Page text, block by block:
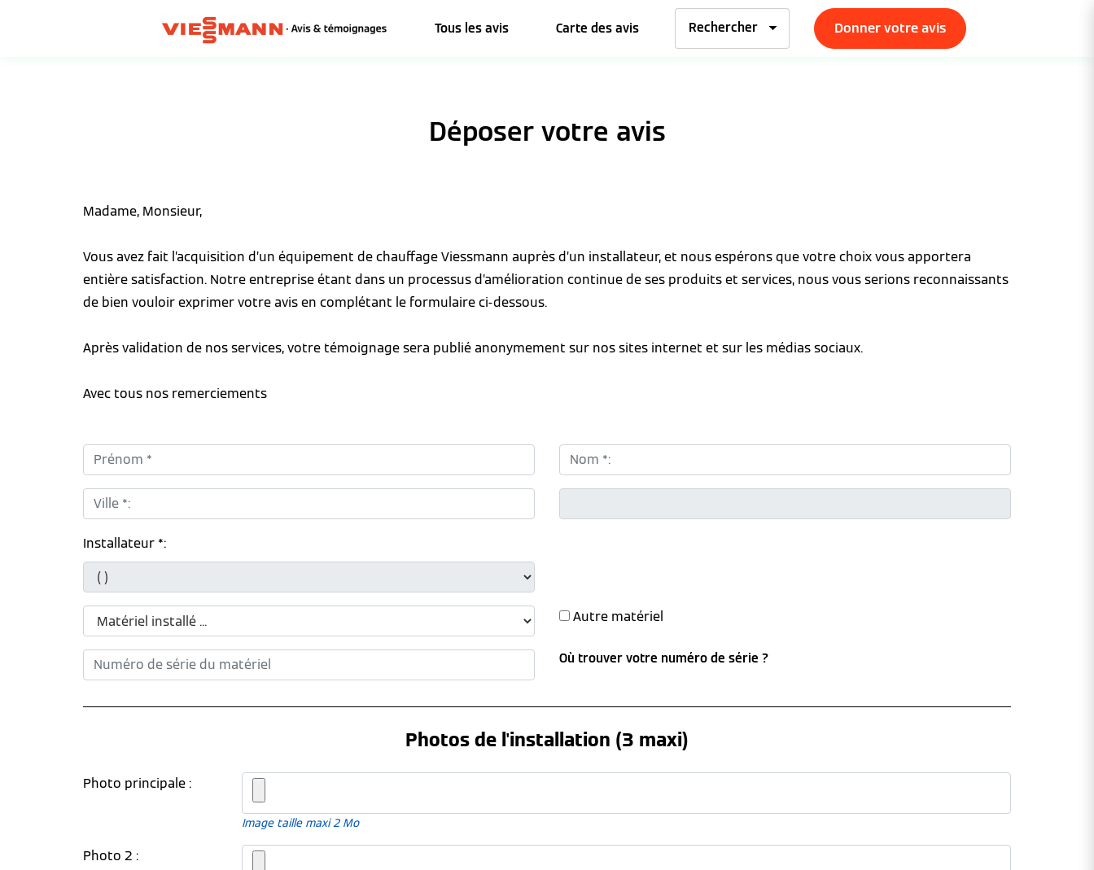
Tous les avis Carte des avis Donner votre avis
Déposer votre avis
Madame, Monsieur,
Vous avez fait l’acquisition d’un équipement de chauffage Viessmann auprès d’un installateur, et nous espérons que votre choix vous apportera
entière satisfaction. Notre entreprise étant dans un processus d’amélioration continue de ses produits et services, nous vous serions reconnaissants
de bien vouloir exprimer votre avis en complétant le formulaire ci-dessous.
Après validation de nos services, votre témoignage sera publié anonymement sur nos sites internet et sur les médias sociaux.
Avec tous nos remerciements
Prénom *: Nom *:
Ville *:
Installateur *:
Autre matériel
Où trouver votre numéro de série ?
Photos de l'installation (3 maxi)
Photo principale :
Image taille maxi 2 Mo
Photo 2 :